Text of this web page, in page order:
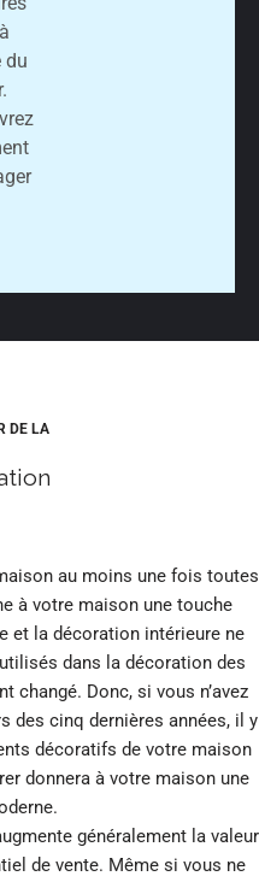
du
DE LA
au moins une fois toutes
à votre maison une touche
et la décoration intérieure ne
dans la décoration des
changé. Donc, si vous n’avez
des cinq dernières années, il y
décoratifs de votre maison
donnera à votre maison une
généralement la valeur
de vente. Même si vous ne